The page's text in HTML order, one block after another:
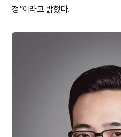
정”이라고 밝혔다.